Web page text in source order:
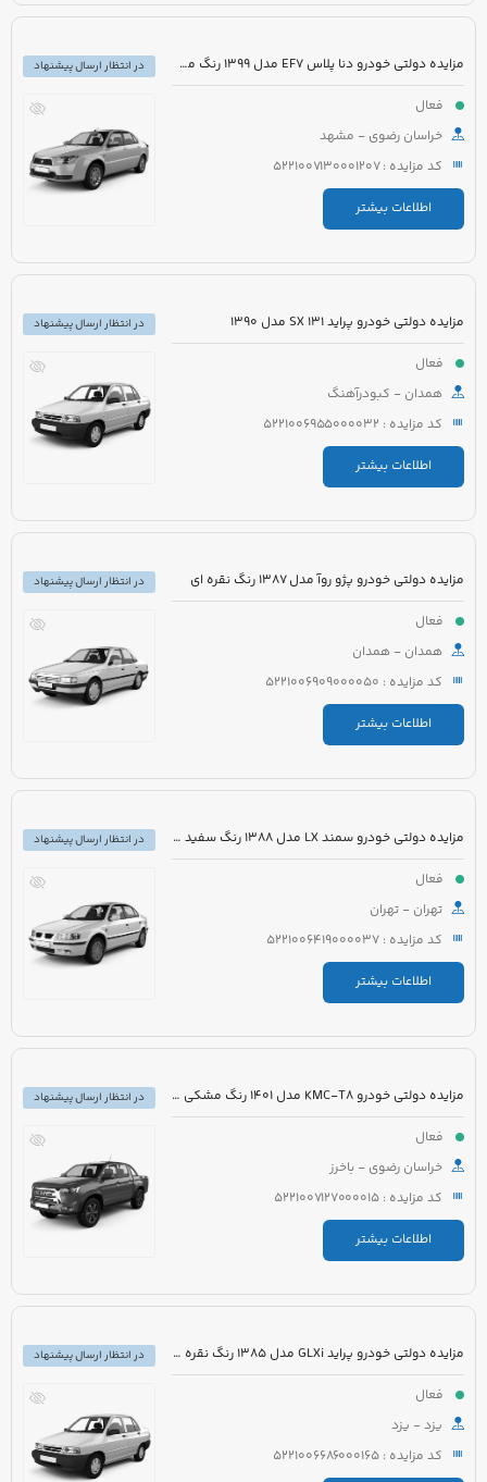
مزایده دولتی خودرو دنا پلاس EF7 مدل 1399 رنگ مشکی متالیک
فعال
خراسان رضوی - مشهد
کد مزایده : 5221007130001207
اطلاعات بیشتر
در انتظار ارسال پیشنهاد
مزایده دولتی خودرو پراید 131 SX مدل 1390
فعال
همدان - کبودرآهنگ
کد مزایده : 5221006955000032
اطلاعات بیشتر
در انتظار ارسال پیشنهاد
مزایده دولتی خودرو پژو روآ مدل 1387 رنگ نقره ای
فعال
همدان - همدان
کد مزایده : 5221006909000050
اطلاعات بیشتر
در انتظار ارسال پیشنهاد
مزایده دولتی خودرو سمند LX مدل 1388 رنگ سفید روغنی
فعال
تهران - تهران
کد مزایده : 5221006419000037
اطلاعات بیشتر
در انتظار ارسال پیشنهاد
مزایده دولتی خودرو KMC-T8 مدل 1401 رنگ مشکی میکا متالیک
فعال
خراسان رضوی - باخرز
کد مزایده : 5221007127000015
اطلاعات بیشتر
در انتظار ارسال پیشنهاد
مزایده دولتی خودرو پراید GLXi مدل 1385 رنگ نقره ای
فعال
یزد - یزد
کد مزایده : 5221006686000165
در انتظار ارسال پیشنهاد